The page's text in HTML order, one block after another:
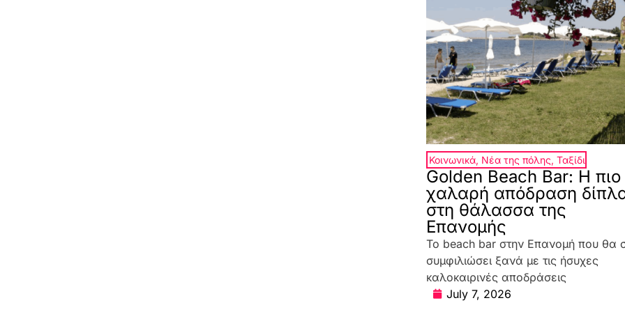
Κοινωνικά, Νέα της πόλης, Ταξίδι
Golden Beach Bar: Η πιο
χαλαρή απόδραση
στη θάλασσα της
Επανομής
Το beach bar στην Επανομή που θα
συμφιλιώσει ξανά με τις ήσυχες
καλοκαιρινές αποδράσεις
July 7, 2026